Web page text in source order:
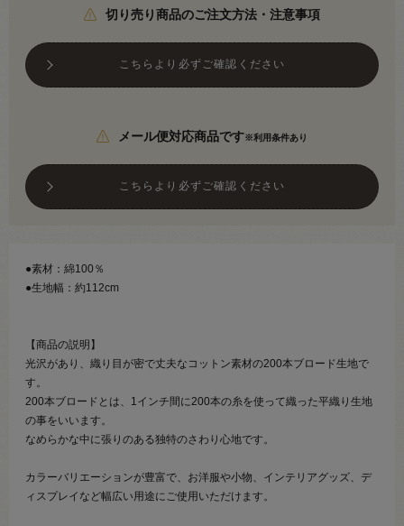
切り売り商品のご注文方法・注意事項
こちらより必ずご確認ください
メール便対応商品です※利用条件あり
こちらより必ずご確認ください
●素材：綿100％
●生地幅：約112cm
【商品の説明】
光沢があり、織り目が密で丈夫なコットン素材の200本ブロード生地で
す。
200本ブロードとは、1インチ間に200本の糸を使って織った平織り生地
の事をいいます。
なめらかな中に張りのある独特のさわり心地です。
カラーバリエーションが豊富で、お洋服や小物、インテリアグッズ、デ
ィスプレイなど幅広い用途にご使用いただけます。